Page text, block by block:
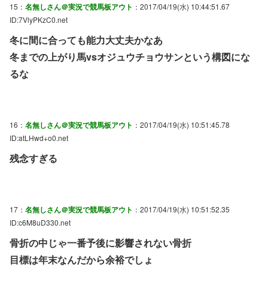
15： 名無しさん＠実況で競馬板アウト ：2017/04/19(水) 10:44:51.67
ID:7VlyPKzC0.net
冬に間に合っても能力大丈夫かなあ
冬までの上がり馬vsオジュウチョウサンという構図にな
るな
16： 名無しさん＠実況で競馬板アウト ：2017/04/19(水) 10:51:45.78
ID:atLHwd+o0.net
残念すぎる
17： 名無しさん＠実況で競馬板アウト ：2017/04/19(水) 10:51:52.35
ID:c6M8uD330.net
骨折の中じゃ一番予後に影響されない骨折
目標は年末なんだから余裕でしょ